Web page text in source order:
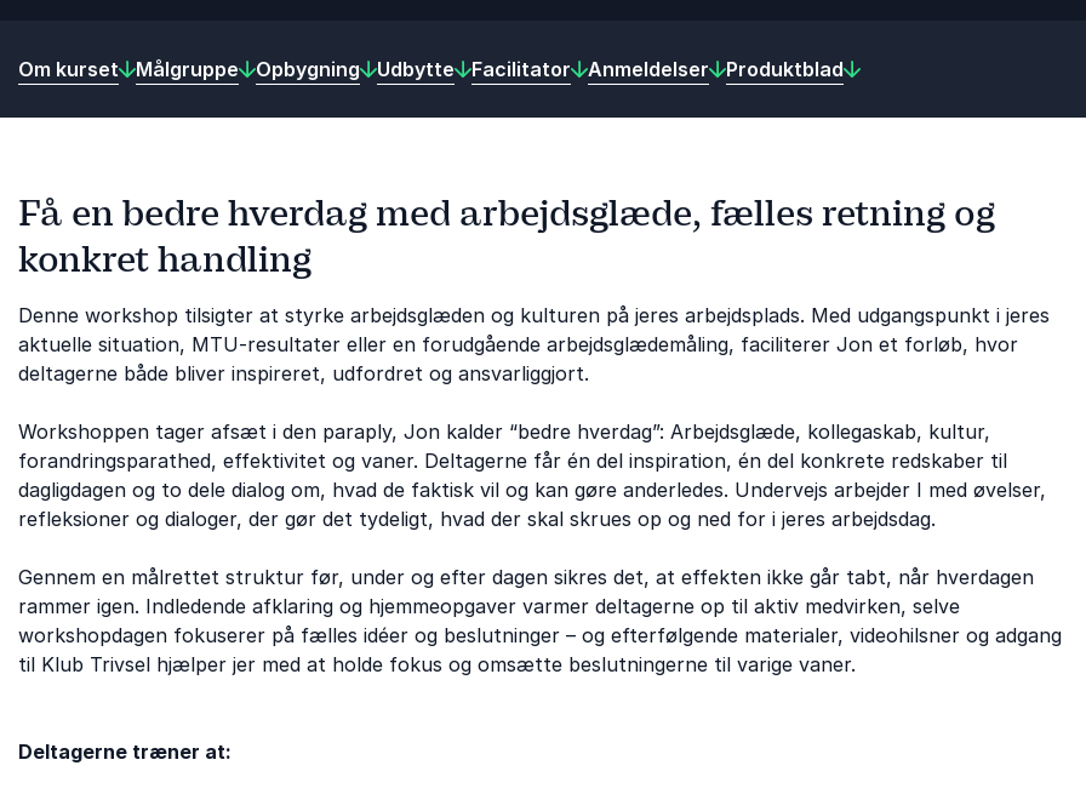
Om kurset Målgruppe Opbygning Udbytte Facilitator Anmeldelser Produktblad
Få en bedre hverdag med arbejdsglæde, fælles retning og
konkret handling
Denne workshop tilsigter at styrke arbejdsglæden og kulturen på jeres arbejdsplads. Med udgangspunkt i jeres
aktuelle situation, MTU-resultater eller en forudgående arbejdsglædemåling, faciliterer Jon et forløb, hvor
deltagerne både bliver inspireret, udfordret og ansvarliggjort.
Workshoppen tager afsæt i den paraply, Jon kalder “bedre hverdag”: Arbejdsglæde, kollegaskab, kultur,
forandringsparathed, effektivitet og vaner. Deltagerne får én del inspiration, én del konkrete redskaber til
dagligdagen og to dele dialog om, hvad de faktisk vil og kan gøre anderledes. Undervejs arbejder I med øvelser,
refleksioner og dialoger, der gør det tydeligt, hvad der skal skrues op og ned for i jeres arbejdsdag.
Gennem en målrettet struktur før, under og efter dagen sikres det, at effekten ikke går tabt, når hverdagen
rammer igen. Indledende afklaring og hjemmeopgaver varmer deltagerne op til aktiv medvirken, selve
workshopdagen fokuserer på fælles idéer og beslutninger – og efterfølgende materialer, videohilsner og adgang
til Klub Trivsel hjælper jer med at holde fokus og omsætte beslutningerne til varige vaner.
Deltagerne træner at: